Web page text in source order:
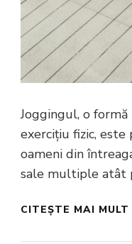
Joggingul, o
exercițiu fizic,
oameni din
sale multiple atât
CITEȘTE MAI MULT